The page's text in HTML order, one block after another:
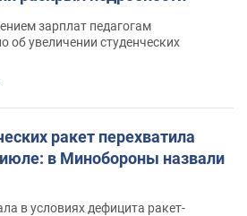
зарплат педагогам
об увеличении студенческих
ракет перехватила
в Минобороны назвали
в условиях дефицита ракет-